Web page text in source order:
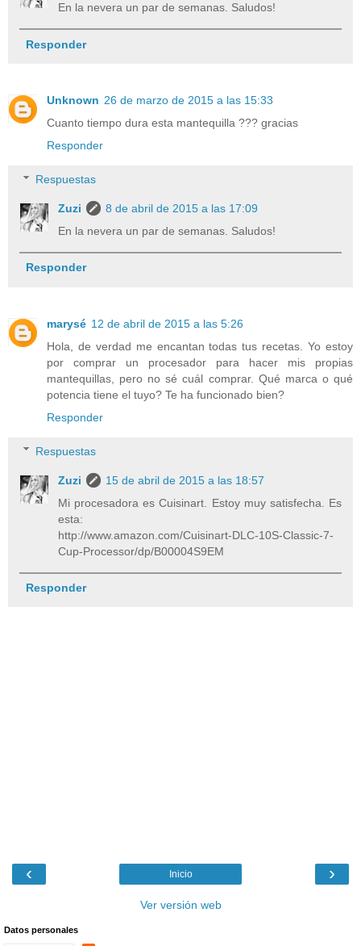
En la nevera un par de semanas. Saludos!
Responder
Unknown 26 de marzo de 2015 a las 15:33
Cuanto tiempo dura esta mantequilla ??? gracias
Responder
Respuestas
Zuzi
8 de abril de 2015 a las 17:09
En la nevera un par de semanas. Saludos!
Responder
marysé 12 de abril de 2015 a las 5:26
Hola, de verdad me encantan todas tus recetas. Yo estoy
por comprar un procesador para hacer mis propias
mantequillas, pero no sé cuál comprar. Qué marca o qué
potencia tiene el tuyo? Te ha funcionado bien?
Responder
Respuestas
Zuzi
15 de abril de 2015 a las 18:57
Mi procesadora es Cuisinart. Estoy muy satisfecha. Es
esta:
http://www.amazon.com/Cuisinart-DLC-10S-Classic-7-
Cup-Processor/dp/B00004S9EM
Responder
‹ ›
Inicio
Ver versión web
Datos personales